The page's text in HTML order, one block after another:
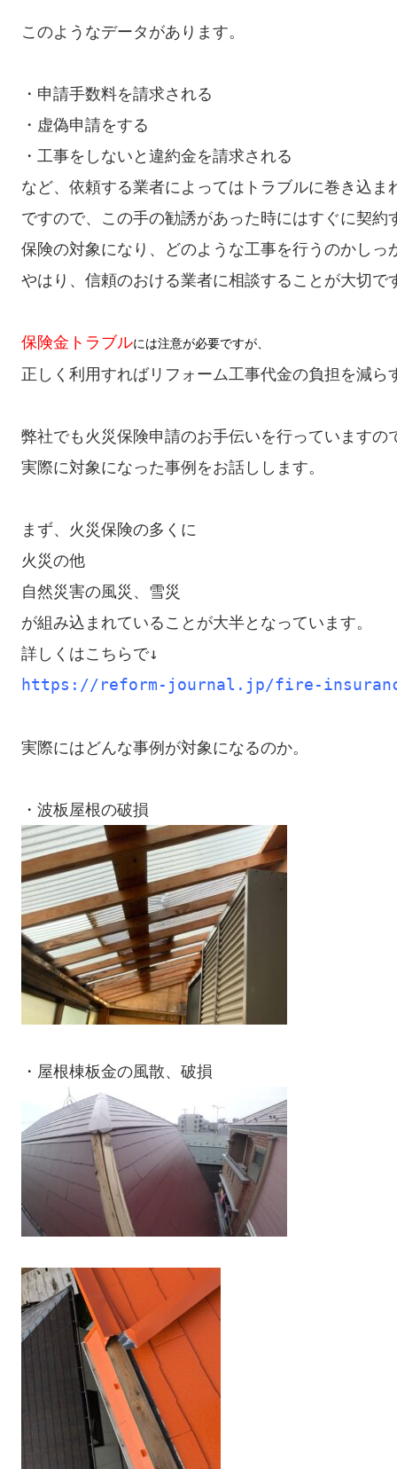
このようなデータがあります。
・申請手数料を請求される
・虚偽申請をする
・工事をしないと違約金を請求される
など、依頼する業者によってはトラブルに巻き込ま
ですので、この手の勧誘があった時にはすぐに契約
保険の対象になり、どのような工事を行うのかしっ
やはり、信頼のおける業者に相談することが大切で
保険金トラブル
正しく利用すればリフォーム工事代金の負担を減ら
弊社でも火災保険申請のお手伝いを行っていますの
実際に対象になった事例をお話しします。
まず、火災保険の多くに
火災の他
自然災害の風災、雪災
が組み込まれていることが大半となっています。
https://reform-journal.jp/fire-
実際にはどんな事例が対象になるのか。